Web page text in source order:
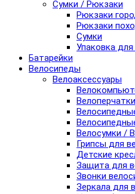
Сумки / Рюкзаки
Рюкзаки
Рюкзаки
Сумки
Упаковка
Батарейки
Велосипеды
Велоаксессуары
Велоперчатки
Велосумки /
Грипсы для
Детские
Защита для
Звонки
Зеркала для